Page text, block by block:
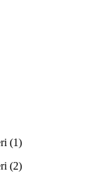
(1)
(2)